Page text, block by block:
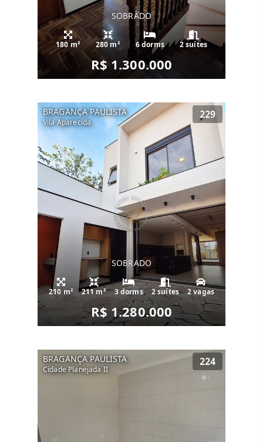
SOBRADO
180 m² 280 m² 6 dorms 2 suítes
R$ 1.300.000
BRAGANÇA PAULISTA
Vila Aparecida
229
SOBRADO
210 m² 211 m² 3 dorms 2 suítes 2 vagas
R$ 1.280.000
BRAGANÇA PAULISTA
Cidade Planejada II
224